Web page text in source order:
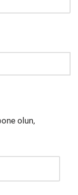
olun,